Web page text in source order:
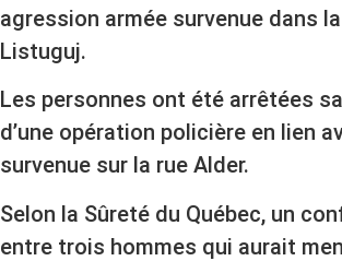
agression armée survenue dans
Listuguj.
Les personnes ont été arrêtées
d’une opération policière en lien
survenue sur la rue Alder.
Selon la Sûreté du Québec, un
entre trois hommes qui aurait